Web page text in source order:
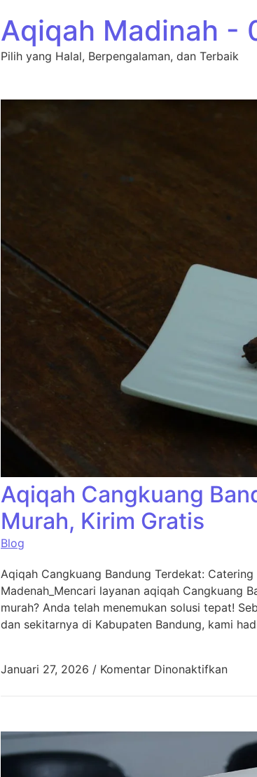
Aqiqah Madinah -
Pilih yang Halal, Berpengalaman, dan Terbaik
Aqiqah Cangkuang
Murah, Kirim Gratis
Blog
Aqiqah Cangkuang Bandung Terdekat:
Madenah_Mencari layanan aqiqah Cangkuang
murah? Anda telah menemukan solusi tepat!
dan sekitarnya di Kabupaten Bandung, kami
Januari 27, 2026 / Komentar Dinonaktifkanpada